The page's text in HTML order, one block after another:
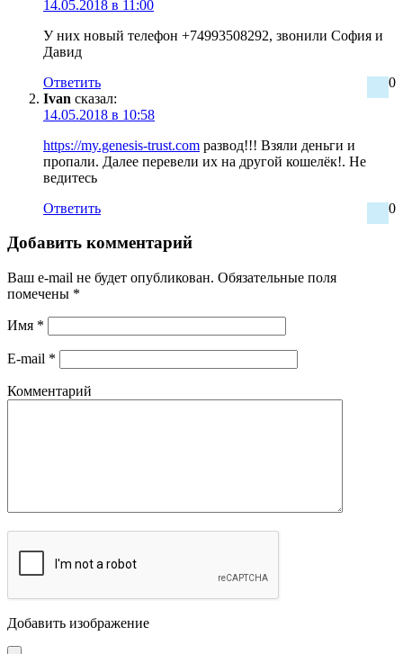
14.05.2018 в 11:00
У них новый телефон +74993508292, звонили София и
Давид
0
Ответить
Ivan сказал:
14.05.2018 в 10:58
https://my.genesis-trust.com развод!!! Взяли деньги и
пропали. Далее перевели их на другой кошелёк!. Не
ведитесь
0
Ответить
Добавить комментарий
Ваш e-mail не будет опубликован. Обязательные поля
помечены *
Имя *
E-mail *
Комментарий
Добавить изображение